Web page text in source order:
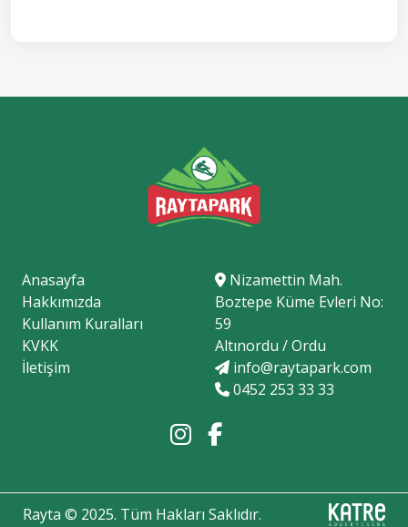
Anasayfa
Hakkımızda
Kullanım Kuralları
KVKK
İletişim
Nizamettin Mah.
Boztepe Küme Evleri No:
59
Altınordu / Ordu
info@raytapark.com
0452 253 33 33
Rayta © 2025. Tüm Hakları Saklıdır.